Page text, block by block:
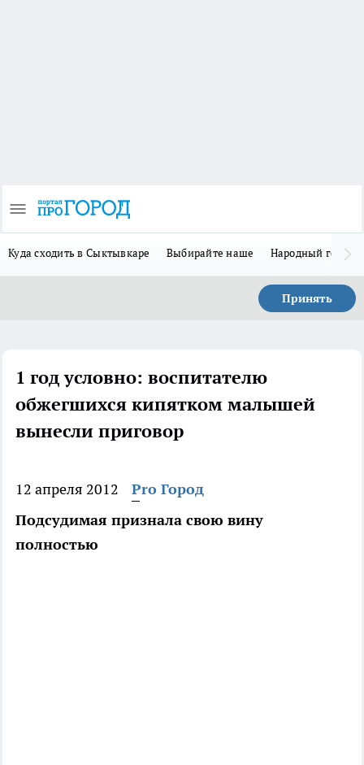
Куда сходить в Сыктывкаре Выбирайте наше Народный герой
Принять
1 год условно: воспитателю
обжегшихся кипятком малышей
вынесли приговор
12 апреля 2012
Pro Город
Подсудимая признала свою вину
полностью